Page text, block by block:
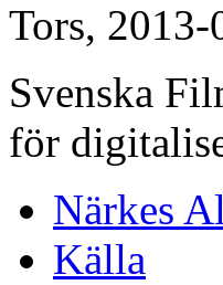
Tors, 2013-
Svenska
för
Närkes
Källa